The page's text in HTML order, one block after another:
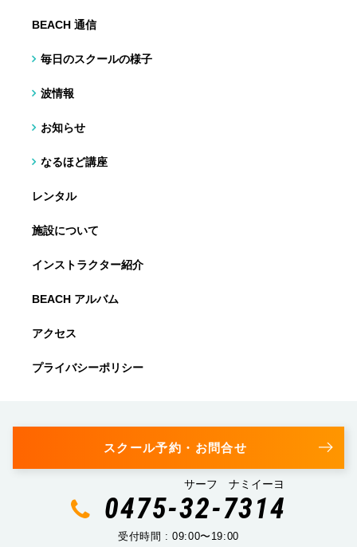
BEACH 通信
毎日のスクールの様子
波情報
お知らせ
なるほど講座
レンタル
施設について
インストラクター紹介
BEACH アルバム
アクセス
プライバシーポリシー
スクール予約・お問合せ
サーフ ナミイーヨ
0475-32-7314
受付時間 : 09:00〜19:00